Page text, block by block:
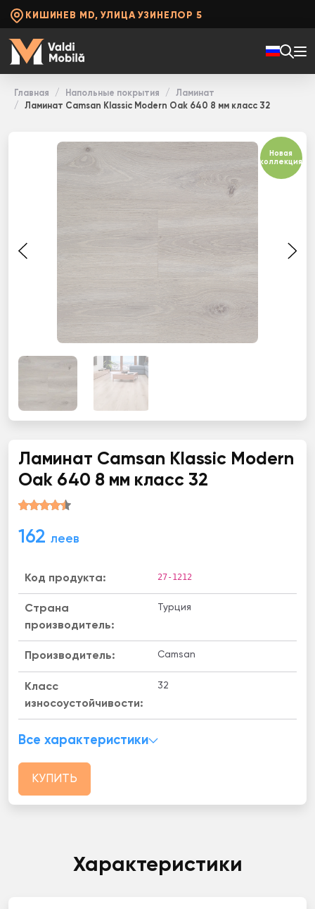
КИШИНЕВ MD, УЛИЦА УЗИНЕЛОР 5
Главная Напольные покрытия
Ламинат
Ламинат Camsan Klassic Modern Oak 640 8 мм класс 32
Новая
коллекция
Ламинат Camsan Klassic Modern
Oak 640 8 мм класс 32
162 леев
Код продукта: 27-1212
Страна
производитель:
Турция
Производитель: Camsan
Класс
износоустойчивости:
32
Все характеристики
КУПИТЬ
Характеристики